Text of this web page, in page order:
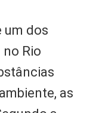
um dos
Rio
as